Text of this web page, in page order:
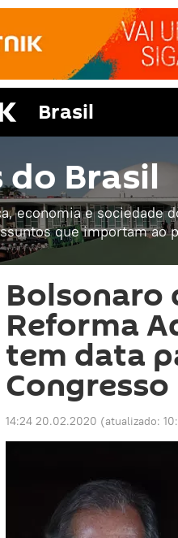
Brasil
Brasil
economia e sociedade
que importam ao
Bolsonaro
Reforma
tem data
Congresso
14:24 20.02.2020 (atualizado: